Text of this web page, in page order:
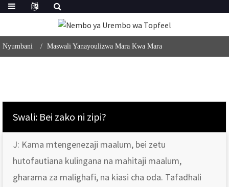
Nyumbani Maswali Yanayoulizwa Mara Kwa Mara
Swali: Bei zako ni zipi?
J: Kama mtengenezaji maalum, bei zetu
hutofautiana kulingana na mahitaji maalum,
gharama za malighafi, na kiasi cha oda. Tafadhali